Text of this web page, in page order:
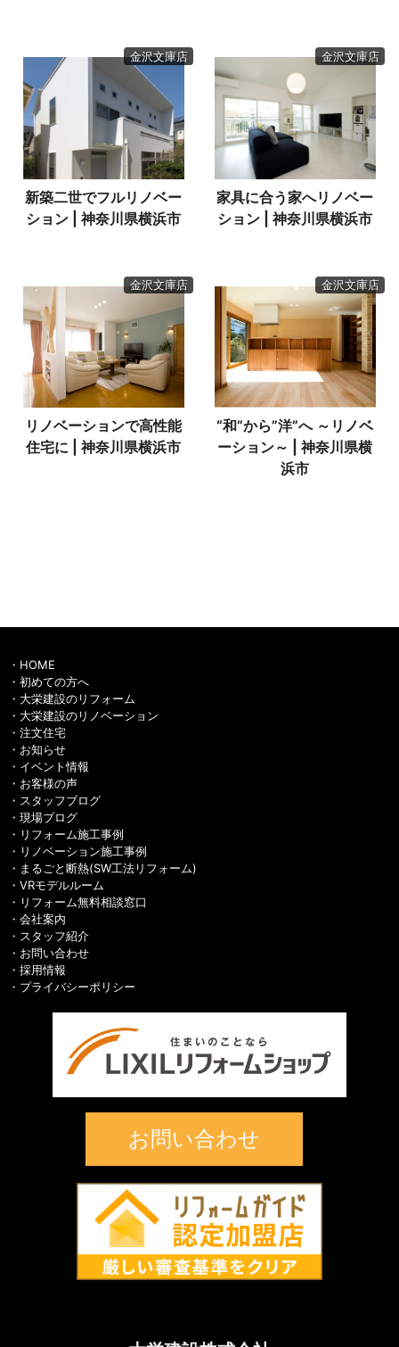
金沢文庫店
新築二世でフルリノベー
ション | 神奈川県横浜市
金沢文庫店
家具に合う家へリノベー
ション | 神奈川県横浜市
金沢文庫店
リノベーションで高性能
住宅に | 神奈川県横浜市
金沢文庫店
“和”から”洋”へ ～リノベ
ーション～ | 神奈川県横
浜市
HOME
初めての方へ
大栄建設のリフォーム
大栄建設のリノベーション
注文住宅
お知らせ
イベント情報
お客様の声
スタッフブログ
現場ブログ
リフォーム施工事例
リノベーション施工事例
まるごと断熱(SW工法リフォーム)
VRモデルルーム
リフォーム無料相談窓口
会社案内
スタッフ紹介
お問い合わせ
採用情報
プライバシーポリシー
お問い合わせ